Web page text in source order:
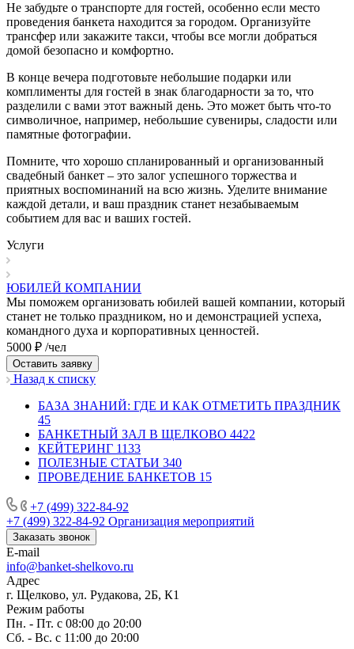
Не забудьте о транспорте для гостей, особенно если место
проведения банкета находится за городом. Организуйте
трансфер или закажите такси, чтобы все могли добраться
домой безопасно и комфортно.
В конце вечера подготовьте небольшие подарки или
комплименты для гостей в знак благодарности за то, что
разделили с вами этот важный день. Это может быть что-то
символичное, например, небольшие сувениры, сладости или
памятные фотографии.
Помните, что хорошо спланированный и организованный
свадебный банкет – это залог успешного торжества и
приятных воспоминаний на всю жизнь. Уделите внимание
каждой детали, и ваш праздник станет незабываемым
событием для вас и ваших гостей.
Услуги
ЮБИЛЕЙ КОМПАНИИ
Мы поможем организовать юбилей вашей компании, который
станет не только праздником, но и демонстрацией успеха,
командного духа и корпоративных ценностей.
5000 ₽ /чел
Оставить заявку
Назад к списку
БАЗА ЗНАНИЙ: ГДЕ И КАК ОТМЕТИТЬ ПРАЗДНИК
45
БАНКЕТНЫЙ ЗАЛ В ЩЕЛКОВО 4422
КЕЙТЕРИНГ 1133
ПОЛЕЗНЫЕ СТАТЬИ 340
ПРОВЕДЕНИЕ БАНКЕТОВ 15
+7 (499) 322-84-92
+7 (499) 322-84-92 Организация мероприятий
Заказать звонок
E-mail
info@banket-shelkovo.ru
Адрес
г. Щелково, ул. Рудакова, 2Б, К1
Режим работы
Пн. - Пт. с 08:00 до 20:00
Сб. - Вс. с 11:00 до 20:00